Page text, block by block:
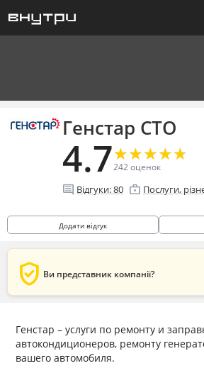
Генстар СТО
4.7★
★★
★★
★★
★★
★
242оценок
comment Відгуки:80 enterprise Послуги,
Додати відгук
verified_user Ви представник компанії?
Генстар – услуги по ремонту и
автокондиционеров, ремонту
вашего автомобиля.